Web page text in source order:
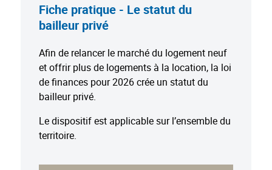
Fiche pratique - Le statut du
bailleur privé
Afin de relancer le marché du logement neuf
et offrir plus de logements à la location, la loi
de finances pour 2026 crée un statut du
bailleur privé.
Le dispositif est applicable sur l’ensemble du
territoire.